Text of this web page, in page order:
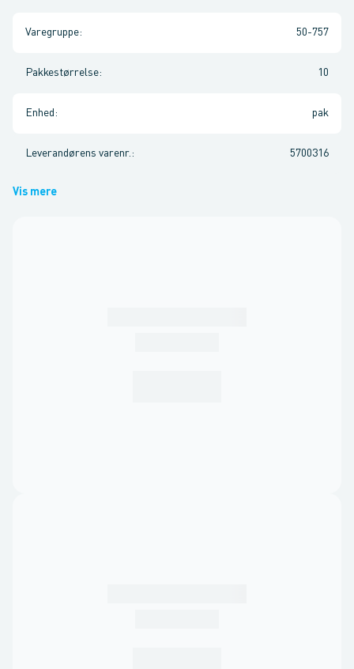
Varegruppe: 50-757
Pakkestørrelse: 10
Enhed : pak
Leverandørens varenr. : 5700316
Vis mere